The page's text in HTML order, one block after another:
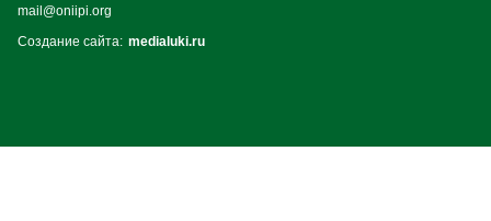
mail@oniipi.org
Создание сайта: medialuki.ru